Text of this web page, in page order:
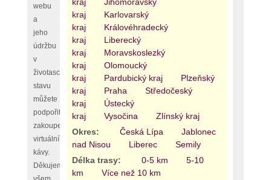
webu
a
jeho
údržbu
v
životaschopném
stavu
můžete
podpořit
zakoupením
virtuální
kávy.
Děkujeme
kraj
Karlovarský
kraj
Královéhradecký
kraj
Liberecký
kraj
Moravskoslezký
kraj
Olomoucký
kraj
Pardubický kraj
Plzeňský
kraj
Praha
Středočeský
kraj
Ústecký
kraj
Vysočina
Zlínský kraj
Okres:
Česká Lípa
Jablonec
nad Nisou
Liberec
Semily
Délka trasy:
0-5 km
5-10
km
Více než 10 km